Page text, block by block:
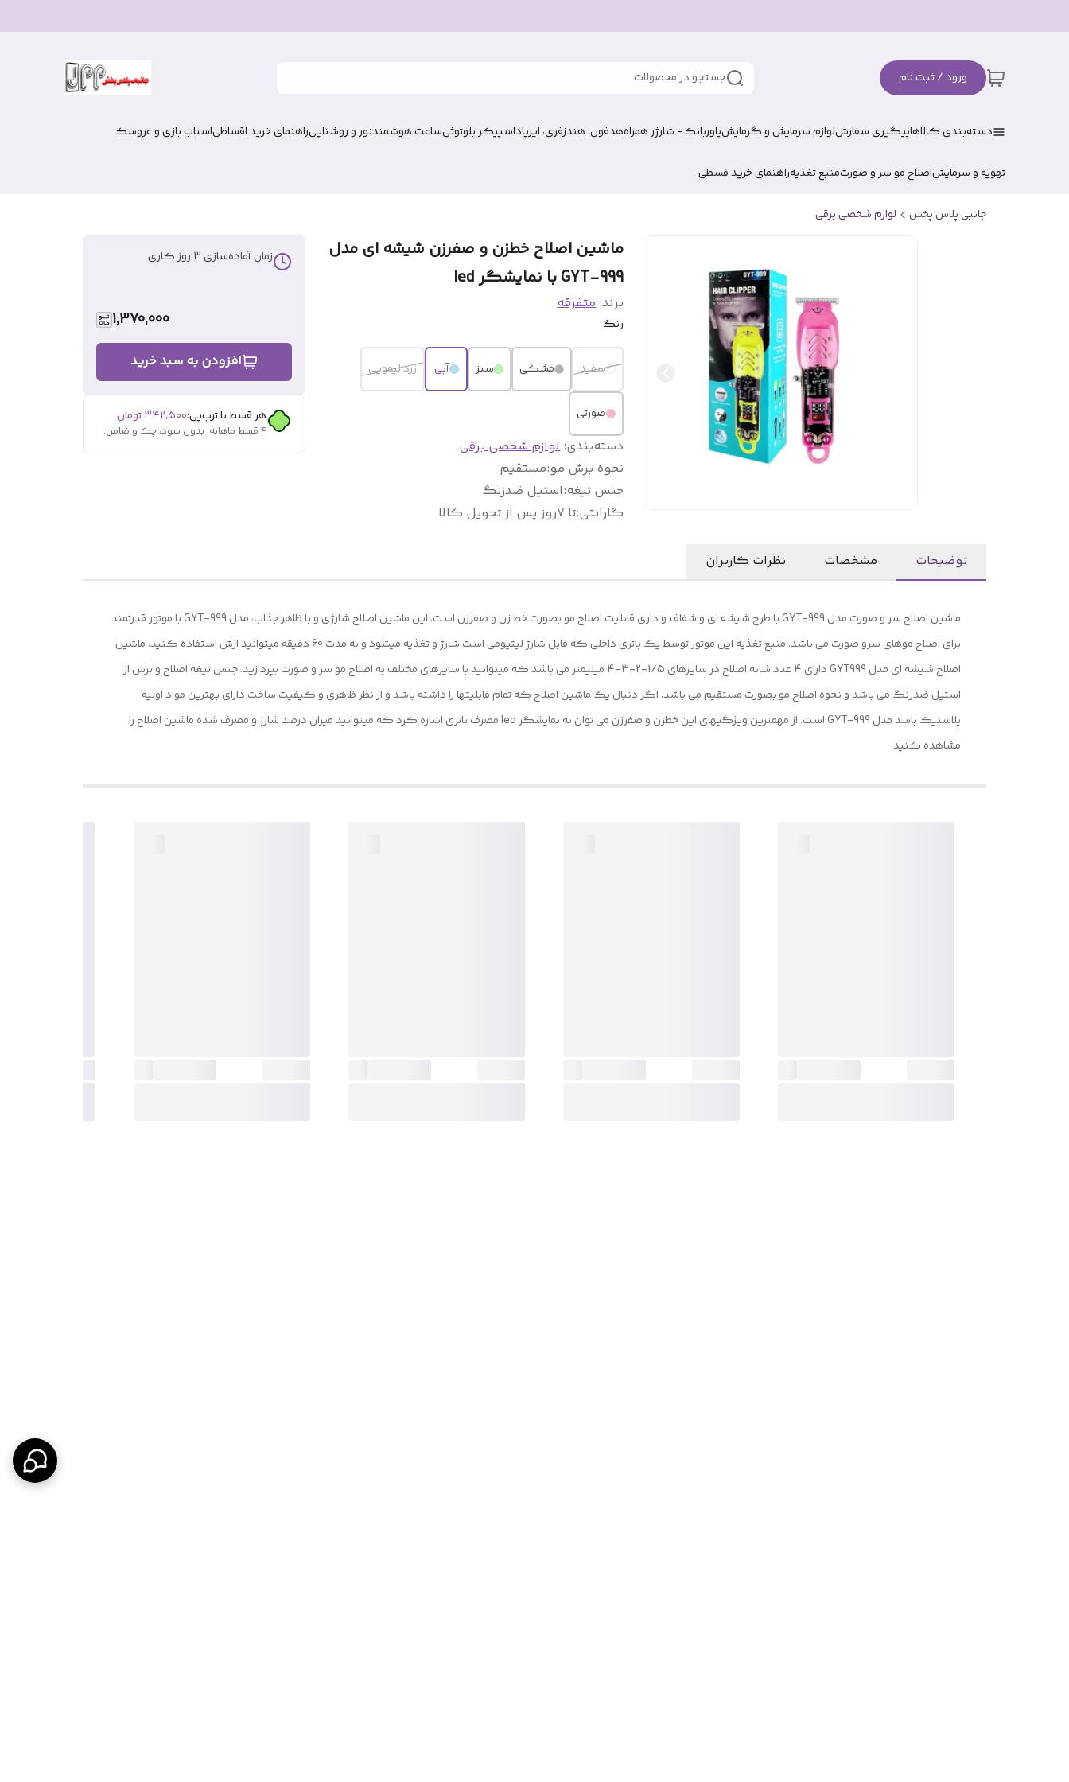
ورود / ثبت نام جستجو در محصولات
دسته‌بندی کالاهاپیگیری سفارشلوازم سرمایش و گرمایشپاوربانک- شارژر همراههدفون، هندزفری، ایرپاداسپیکر بلوتوثیساعت هوشمندنور و روشناییراهنمای خرید اقساطیاسباب بازی و عروسک
تهویه و سرمایشاصلاح مو سر و صورتمنبع تغذیهراهنمای خرید قسطی
جانبی پلاس پخش لوازم شخصی برقی
ماشین اصلاح خطزن و صفرزن شیشه ای مدل
GYT-999 با نمایشگر led
برند:متفرقه
رنگ
سفید مشکی سبز آبی زرد لیمویی
صورتی
دسته‌بندی:لوازم شخصی برقی
نحوه برش مو:مستقیم
جنس تیغه:استیل ضدزنگ
گارانتی:تا ۷روز پس از تحویل کالا
زمان آماده‌سازی3 روز کاری
1,370,000
افزودن به سبد خرید
هر قسط با ترب‌پی:۳۴۲٬۵۰۰تومان
۴ قسط ماهانه. بدون سود، چک و ضامن.
توضیحات مشخصات نظرات کاربران
ماشین اصلاح سر و صورت مدل GYT-999 با طرح شیشه ای و شفاف و داری قابلیت اصلاح مو بصورت خط زن و صفرزن است. این ماشین اصلاح شارژی و با ظاهر جذاب، مدل GYT-999 با موتور قدرتمند
برای اصلاح موهای سرو صورت می باشد. منبع تغذیه این موتور توسط یک باتری داخلی که قابل شارژ لیتیومی است شارژ و تغذیه میشود و به مدت 60 دقیقه میتوانید ازش استفاده کنید. ماشین
اصلاح شیشه ای مدل GYT999 دارای 4 عدد شانه اصلاح در سایزهای 1/5-2-3-4 میلیمتر می باشد که میتوانید با سایزهای مختلف به اصلاح مو سر و صورت بپردازید. جنس تیغه اصلاح و برش از
استیل ضدزنگ می باشد و نحوه اصلاح مو بصورت مستقیم می باشد. اگر دنبال یک ماشین اصلاح که تمام قابلیتها را داشته باشد و از نظر ظاهری و کیفیت ساخت دارای بهترین مواد اولیه
پلاستیک باسد مدل GYT-999 است. از مهمترین ویژگیهای این خطزن و صفرزن می توان به نمایشگر led مصرف باتری اشاره کرد که میتوانید میزان درصد شارژ و مصرف شده ماشین اصلاح را
مشاهده کنید.